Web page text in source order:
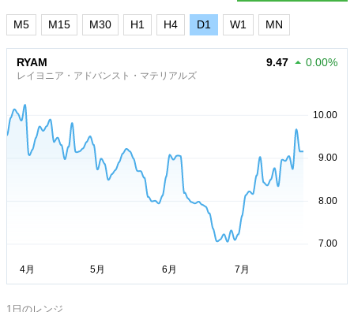
M5 M15 M30 H1 H4 D1 W1 MN
RYAM
レイヨニア・アドバンスト・マテリアルズ
9.47 0.00%
1日のレンジ